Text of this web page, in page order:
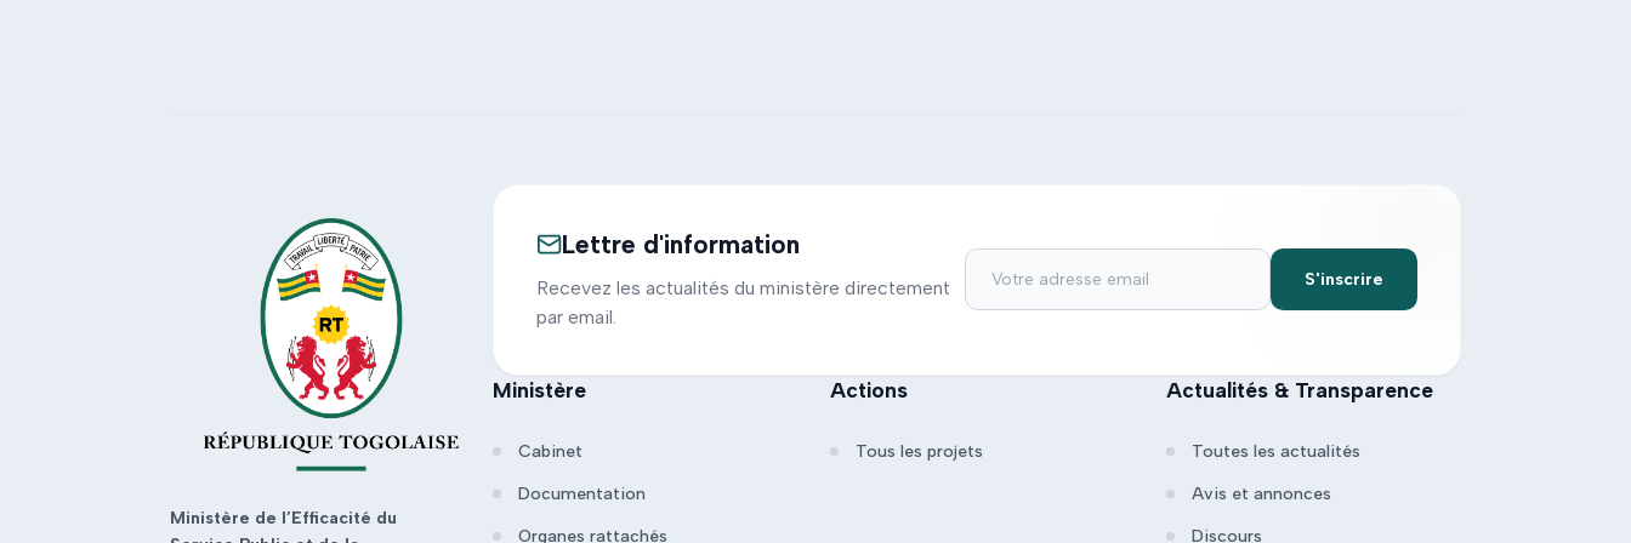
Ministère de l’Efficacité du
Lettre d'information
Recevez les actualités du ministère directement
par email.
S'inscrire
Ministère
Cabinet
Documentation
Organes rattachés
Actions
Tous les projets
Actualités & Transparence
Toutes les actualités
Avis et annonces
Discours